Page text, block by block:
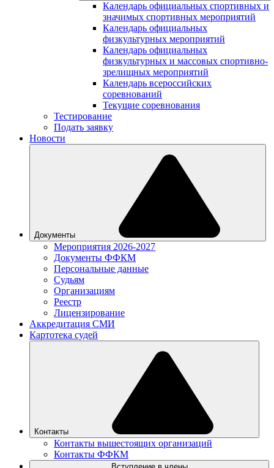
Календарь официальных спортивных и
значимых спортивных мероприятий
Календарь официальных
физкультурных мероприятий
Календарь официальных
физкультурных и массовых спортивно-
зрелищных мероприятий
Календарь всероссийских
соревнований
Текущие соревнования
Тестирование
Подать заявку
Новости
Документы
Мероприятия 2026-2027
Документы ФФКМ
Персональные данные
Судьям
Организациям
Реестр
Лицензирование
Аккредитация СМИ
Картотека судей
Контакты
Контакты вышестоящих организаций
Контакты ФФКМ